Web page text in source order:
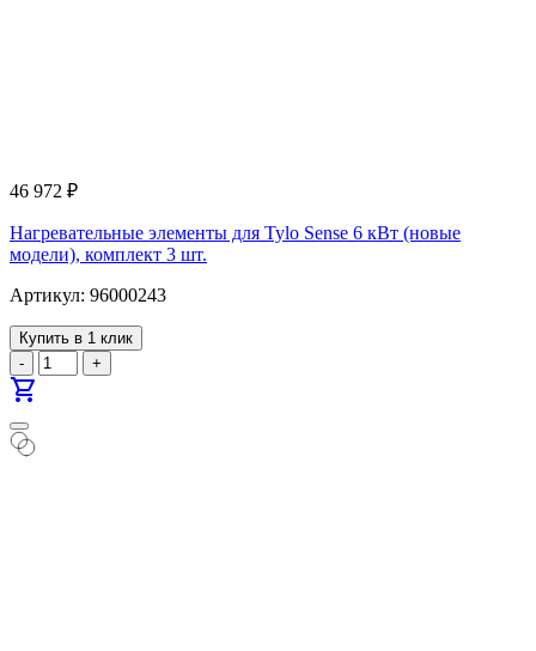
46 972 ₽
Нагревательные элементы для Tylo Sense 6 кВт (новые
модели), комплект 3 шт.
Артикул: 96000243
Купить в 1 клик
-
+
shopping_cart